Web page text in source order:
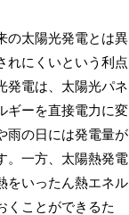
の太陽光発電とは異
れにくいという利点
発電は、太陽光パネ
ギーを直接電力に変
雨の日には発電量が
。一方、太陽熱発電
をいったん熱エネル
くことができるた